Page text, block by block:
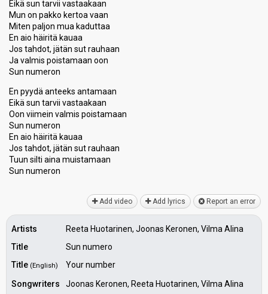
Eikä sun tarvii vastaakaan
Mun on pakko kertoa vaan
Miten paljon mua kaduttaa
En aio häiritä kauaa
Jos tahdot, jätän sut rauhaan
Ja valmis poistamaan oon
Sun numeron
En pyydä anteeks antamaan
Eikä sun tarvii vastaakaan
Oon viimein valmis poistamaan
Sun numeron
En aio häiritä kauaa
Jos tahdot, jätän sut rauhaan
Tuun silti aina muiѕtamaаn
Sun numeron
Add video Add lyrics Report an error
Artists
Reeta Huotarinen, Joonas Keronen, Vilma Alina
Title
Sun numero
Title (English)
Your number
Songwriters
Joonas Keronen, Reeta Huotarinen, Vilma Alina